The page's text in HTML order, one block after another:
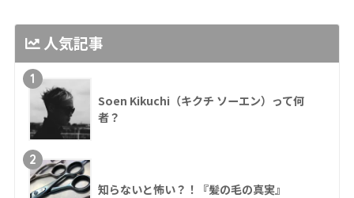
人気記事
1
Soen Kikuchi（キクチ ソーエン）って何
者？
2
知らないと怖い？！『髪の毛の真実』